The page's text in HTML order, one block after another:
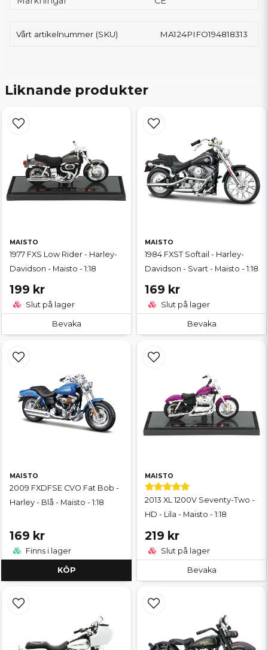
Vårt artikelnummer (SKU) MA124PIFO194818313
Liknande produkter
MAISTO
1977 FXS Low Rider - Harley-
Davidson - Maisto - 1:18
199 kr
Slut på lager
Bevaka
MAISTO
1984 FXST Softail - Harley-
Davidson - Svart - Maisto - 1:18
169 kr
Slut på lager
Bevaka
MAISTO
2009 FXDFSE CVO Fat Bob -
Harley - Blå - Maisto - 1:18
169 kr
Finns i lager
KÖP
MAISTO
2013 XL 1200V Seventy-Two -
HD - Lila - Maisto - 1:18
219 kr
Slut på lager
Bevaka